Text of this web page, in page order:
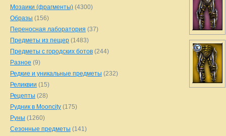
Мозаики (фрагменты) (4300)
Образы (156)
Переносная лаборатория (37)
Предметы из пещер (1483)
Предметы с городских ботов (244)
Разное (9)
Редкие и уникальные предметы (232)
Реликвии (15)
Рецепты (28)
Рудник в Mooncity (175)
Руны (1260)
Сезонные предметы (141)